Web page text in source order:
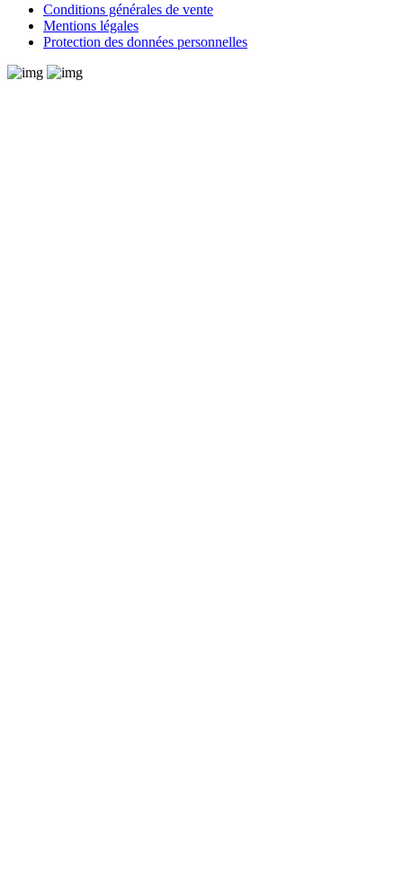
Conditions générales de vente
Mentions légales
Protection des données personnelles